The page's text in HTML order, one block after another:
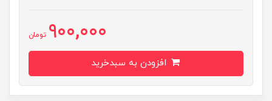
900,000 تومان